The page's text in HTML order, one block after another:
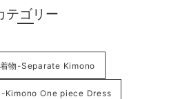
テゴリー
物-Separate Kimono
-Kimono One piece Dress